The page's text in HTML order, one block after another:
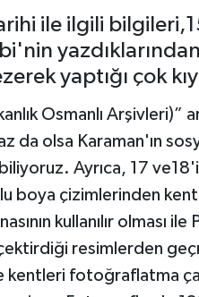
ile ilgili
yaptığı çok
Osmanlı
az da olsa Karaman'ın
Ayrıca, 17
boya çizimlerinden
kullanılır olması
resimlerden
kentleri fotoğraflatma